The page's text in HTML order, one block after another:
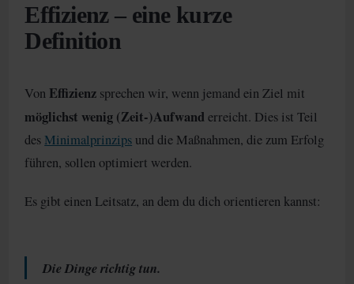
Effizienz – eine kurze
Definition
Von Effizienz sprechen wir, wenn jemand ein Ziel mit
möglichst wenig (Zeit-)Aufwand erreicht. Dies ist Teil
des Minimalprinzips und die Maßnahmen, die zum Erfolg
führen, sollen optimiert werden.
Es gibt einen Leitsatz, an dem du dich orientieren kannst:
Die Dinge richtig tun.